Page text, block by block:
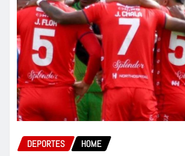
DEPORTES HOME